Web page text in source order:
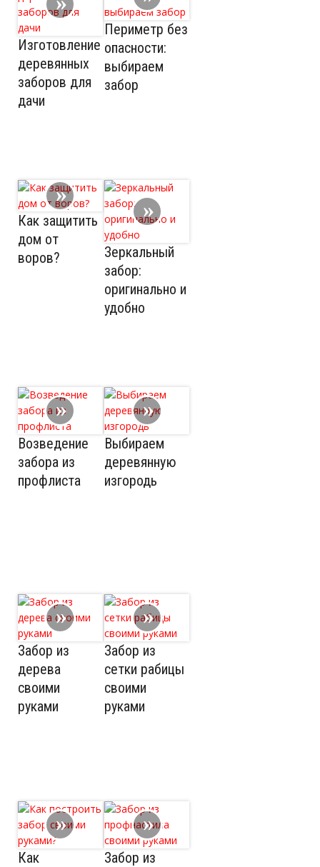
Изготовление
деревянных
заборов для
дачи
Периметр без
опасности:
выбираем
забор
Как защитить
дом от
воров?
Зеркальный
забор:
оригинально и
удобно
Возведение
забора из
профлиста
Выбираем
деревянную
изгородь
Забор из
дерева
своими
руками
Забор из
сетки рабицы
своими
руками
Как
Забор из